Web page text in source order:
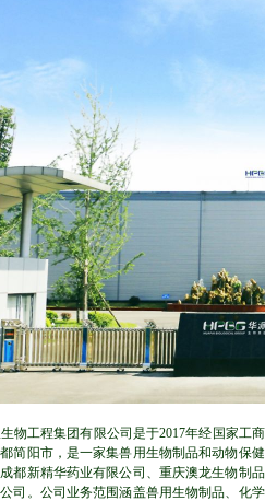
物工程集团有限公司是于2017年经国家工
简阳市，是一家集兽用生物制品和动物保
都新精华药业有限公司、重庆澳龙生物制
司。公司业务范围涵盖兽用生物制品、化